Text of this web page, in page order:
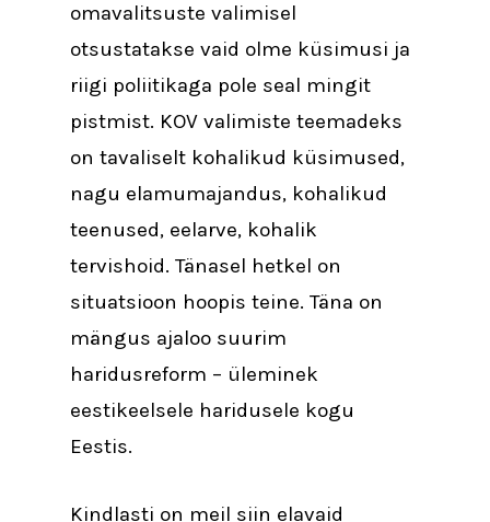
omavalitsuste valimisel
otsustatakse vaid olme küsimusi ja
riigi poliitikaga pole seal mingit
pistmist. KOV valimiste teemadeks
on tavaliselt kohalikud küsimused,
nagu elamumajandus, kohalikud
teenused, eelarve, kohalik
tervishoid. Tänasel hetkel on
situatsioon hoopis teine. Täna on
mängus ajaloo suurim
haridusreform – üleminek
eestikeelsele haridusele kogu
Eestis.
Kindlasti on meil siin elavaid